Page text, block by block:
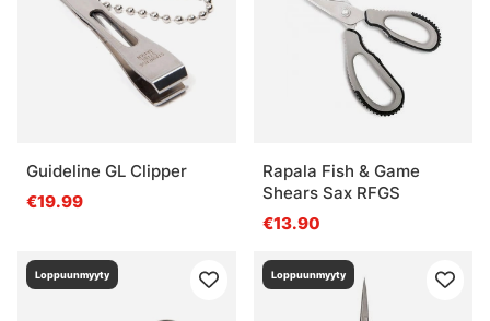
Guideline GL Clipper
€19.99
Rapala Fish & Game
Shears Sax RFGS
€13.90
Loppuunmyyty Loppuunmyyty